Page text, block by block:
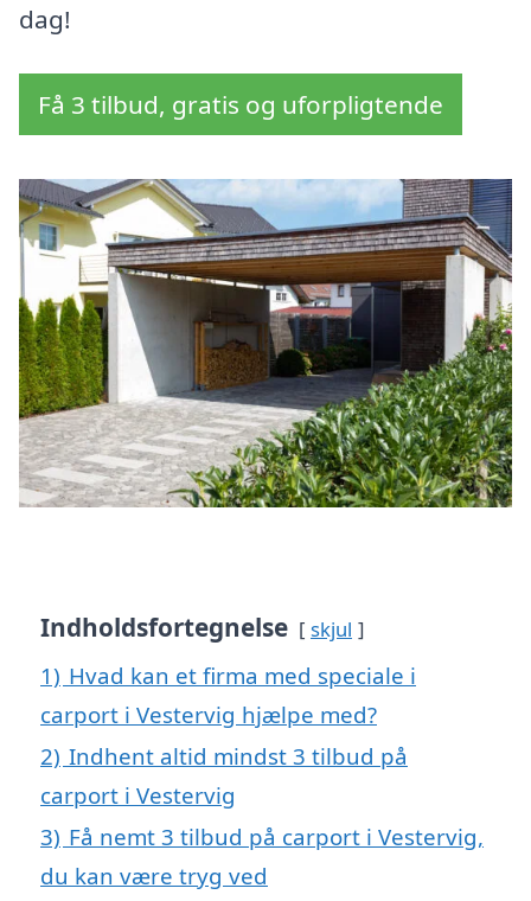
dag!
Få 3 tilbud, gratis og uforpligtende
Indholdsfortegnelse skjul
1) Hvad kan et firma med speciale i
carport i Vestervig hjælpe med?
2) Indhent altid mindst 3 tilbud på
carport i Vestervig
3) Få nemt 3 tilbud på carport i Vestervig,
du kan være tryg ved